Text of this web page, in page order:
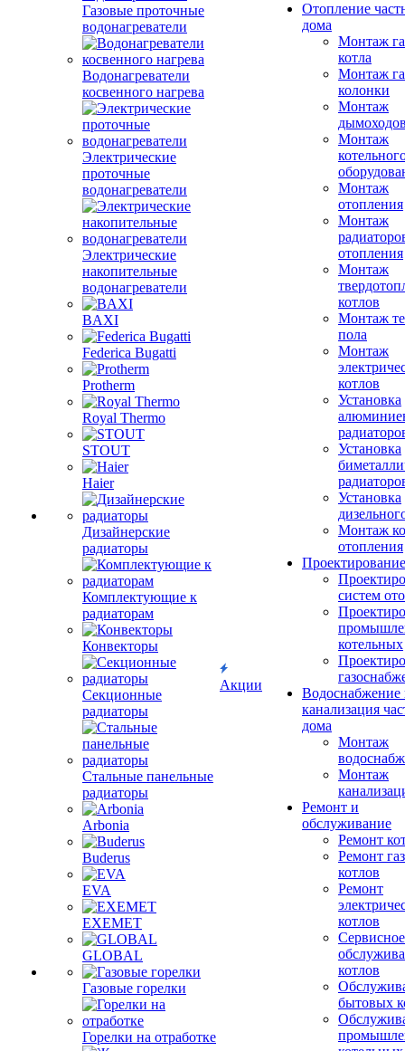
Газовые проточные
водонагреватели
Водонагреватели
косвенного нагрева
Электрические
проточные
водонагреватели
Электрические
накопительные
водонагреватели
BAXI
Federica Bugatti
Protherm
Royal Thermo
STOUT
Haier
Дизайнерские
радиаторы
Комплектующие к
радиаторам
Конвекторы
Секционные
радиаторы
Стальные панельные
радиаторы
Arbonia
Buderus
EVA
EXEMET
GLOBAL
Газовые горелки
Горелки на отработке
Акции
Отопление
дома
Монтаж
котла
Монтаж
колонки
Монтаж
Монтаж
Монтаж
отопления
Монтаж
отопления
Монтаж
котлов
Монтаж
пола
Монтаж
котлов
Установка
Установка
Установка
Монтаж
отопления
Проектирование
систем
котельных
Водоснабжение
канализация
дома
Монтаж
Монтаж
Ремонт и
обслуживание
Ремонт
Ремонт
котлов
Ремонт
котлов
Сервисное
котлов
бытовых